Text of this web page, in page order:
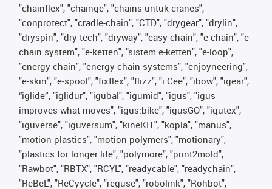
"chainflex", "chainge", "chains untuk cranes",
"conprotect", "cradle-chain", "CTD", "drygear", "drylin",
"dryspin", "dry-tech", "dryway", "easy chain", "e-chain", "e-
chain system", "e-ketten", "sistem e-ketten", "e-loop",
"energy chain", "energy chain systems", "enjoyneering",
"e-skin", "e-spool", "fixflex", "flizz", "i.Cee", "ibow", "igear",
“iglide”, "iglidur", "igubal", "igumid", "igus", "igus
improves what moves", "igus:bike", "igusGO", "igutex",
"iguverse", "iguversum", "kineKIT", "kopla", "manus",
"motion plastics", "motion polymers", "motionary",
"plastics for longer life", "polymore", "print2mold",
"Rawbot", "RBTX", "RCYL", "readycable", "readychain",
"ReBeL", "ReCyycle", "reguse", "robolink", "Rohbot",